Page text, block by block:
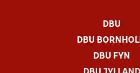
DBU
DBU
DBU FYN